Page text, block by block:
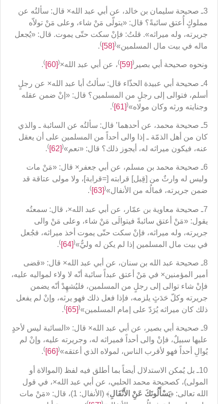
3ـ صحيحة سليمان بن خالد، عن أبي عبد الله× قال: سألتُه عن
مملوكٍ أُعتق سائبةً؟ قال: «يتولّى مَنْ شاء، وعلى مَنْ تولاّه
جريرته، وله ميراثه». قلتُ: فإنْ سكت حتّى يموت. قال: «يُجعل
ماله في بيت مال المسلمين»(
[58]
)
.
ونحوه صحيحة أبي بصير (
[59]
)، عن أبي عبد الله×(
[60]
)
.
4ـ صحيحة أبي عبيدة الحذّاء قال: سألتُ أبا عبد الله× عن رجلٍ
أسلم، فتوالى إلى رجلٍ من المسلمين؟ قال: «إنْ ضمن عقله
وجنايته ورثه وكان مولاه»(
[61]
)
.
5ـ صحيحة محمد، عن أحدهما’ قال: سألتُه عن السائبة ـ والذي
كان من أهل الذمّة ـ إذا والى أحداً من المسلمين على أن يعقل
عنه، فيكون ميراثه له، أيجوز ذلك؟ قال: «نعم»(
[62]
)
.
6ـ صحيحة محمد بن مسلم، عن أبي جعفر× قال: «مَنْ مات
وليس له وارثٌ من [قِبل] قرابته [=قرابة]، ولا مولى عتاقة قد
ضمن جريرته، فمالُه من الأنفال»(
[63]
)
.
7ـ صحيحة معاوية بن عمّار، عن أبي عبد الله×، قال: سمعتُه
يقول: «مَنْ أعتق سائبةً فيتوالَى مَنْ شاء، وعلى مَنْ والى
جريرته، وله ميراثه، فإنْ سكت حتّى يموت أخذ ميراثه، فجُعل
في بيت مال المسلمين إذا لم يكن له وليٌّ»(
[64]
)
.
8ـ صحيحة عبد الله بن سنان، عن أبي عبد الله× قال: «قضى
أمير المؤمنين× في مَنْ أعتق عبداً سائبة أنّه لا ولاء لمواليه عليه،
فإنْ شاء توالى إلى رجلٍ من المسلمين، فليُشهِدْ أنّه يضمن
جريرته وكلّ حَدَثٍ يلزمه، فإذا فعل ذلك فهو يرثه، وإنْ لم يفعل
ذلك كان ميراثه يُرَدّ على إمام المسلمين»(
[65]
)
.
9ـ صحيحة أبي بصير، عن أبي عبد الله× قال: «السائبة ليس لأحدٍ
عليها سبيلٌ، فإنْ والى أحداً فميراثه له، وجريرته عليه، وإنْ لم
يُوالِ أحداً فهو لأقرب الناس، لمولاه الذي أعتقه»(
)
.
10ـ بل يُمكن الاستدلال أيضاً بما أطلق فيه لفظ (الموالاة أو
المولى)، كصحيحة محمد الحلبي، عن أبي عبد الله×، في قول
الله تعالى: ﴿يَسْأَلُونَكَ عَنِْ الأَنْفَالِ
﴾ (الأنفال: 1)، قال: «مَنْ مات